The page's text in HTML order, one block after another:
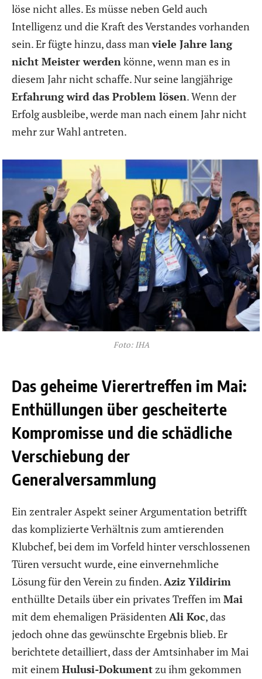
löse nicht alles. Es müsse neben Geld auch
Intelligenz und die Kraft des Verstandes vorhanden
sein. Er fügte hinzu, dass manviele Jahre lang
nicht Meister werden könne, wenn man es in
diesem Jahr nicht schaffe. Nur seine langjährige
Erfahrung wird das Problem lösen. Wenn der
Erfolg ausbleibe, werde man nach einem Jahr nicht
mehr zur Wahl antreten.
Foto: IHA
Das geheime Vierertreffen im Mai:
Enthüllungen über gescheiterte
Kompromisse und die schädliche
Verschiebung der
Generalversammlung
Ein zentraler Aspekt seiner Argumentation betrifft
das komplizierte Verhältnis zum amtierenden
Klubchef, bei dem im Vorfeld hinter verschlossenen
Türen versucht wurde, eine einvernehmliche
Lösung für den Verein zu finden.Aziz Yildirim
enthüllte Details über ein privates Treffen im Mai
mit dem ehemaligen PräsidentenAli Koc, das
jedoch ohne das gewünschte Ergebnis blieb. Er
berichtete detailliert, dass der Amtsinhaber im Mai
mit einem Hulusi-Dokumentzu ihm gekommen